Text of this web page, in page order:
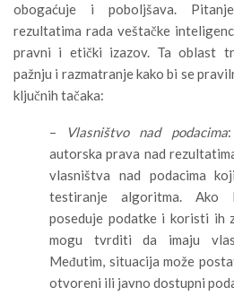
obogaćuje i poboljšava.
rezultatima rada veštačke
pravni i etički izazov. Ta oblast
pažnju i razmatranje kako bi se
ključnih tačaka:
– Vlasništvo nad podacima:
autorska prava nad
vlasništva nad podacima
testiranje algoritma. Ako
poseduje podatke i koristi ih
mogu tvrditi da imaju
Međutim, situacija može
otvoreni ili javno dostupni